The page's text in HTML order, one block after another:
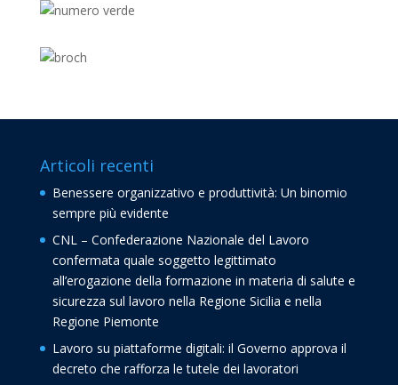
Articoli recenti
Benessere organizzativo e produttività: Un binomio
sempre più evidente
CNL – Confederazione Nazionale del Lavoro
confermata quale soggetto legittimato
all’erogazione della formazione in materia di salute e
sicurezza sul lavoro nella Regione Sicilia e nella
Regione Piemonte
Lavoro su piattaforme digitali: il Governo approva il
decreto che rafforza le tutele dei lavoratori